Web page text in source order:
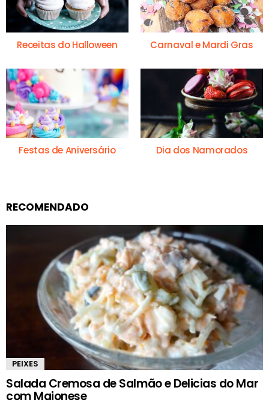
Receitas do Halloween Carnaval e Mardi Gras
Festas de Aniversário Dia dos Namorados
RECOMENDADO
PEIXES
Salada Cremosa de Salmão e Delicias do Mar
com Maionese